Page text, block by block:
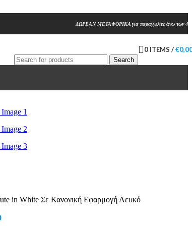
ΔΩΡΕΑΝ ΜΕΤΑΦΟΡΙΚΑ για παραγγελίες άνω των
Search
0 ITEMS /€
in White Σε Κανονική Εφαρμογή Λευκό
Η